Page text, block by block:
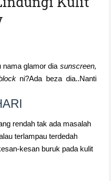
nama glamor dia sunscreen,
ni?Ada beza dia..Nanti
rendah tak ada masalah
terlampau terdedah
kesan buruk pada kulit